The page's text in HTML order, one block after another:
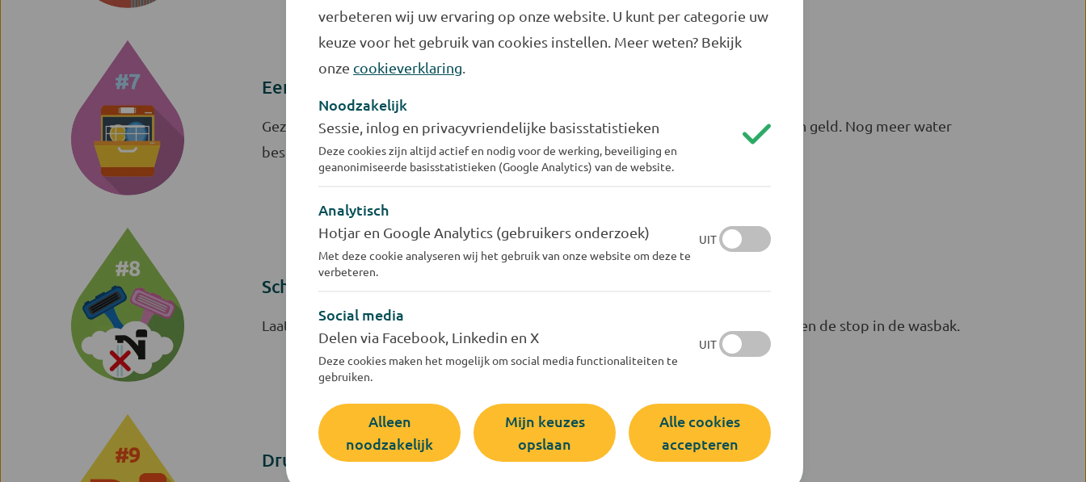
Een volle bak
Gezellig met de hand afwasssen? Gebruik dan wel een teiltje. Dat bespaart water en geld. Nog meer water
besparen? Gebruik dan een vaatwasser die je pas aanzet als hij vol is.
Scheer je weg!
Laat de kraan niet lopen voor het schoonspoelen van je scheermes. Plaats liever even de stop in de wasbak.
Drup, drup, drup, die kraan is stuk
verbeteren wij uw ervaring op onze website. U kunt per categorie uw
keuze voor het gebruik van cookies instellen. Meer weten? Bekijk
onze cookieverklaring
Noodzakelijk
Sessie, inlog en privacyvriendelijke basisstatistieken
Deze cookies zijn altijd actief en nodig voor de werking, beveiliging en
geanonimiseerde basisstatistieken (Google Analytics) van de website.
Analytisch
Hotjar en Google Analytics (gebruikers onderzoek)
Met deze cookie analyseren wij het gebruik van onze website om deze te
verbeteren.
UIT
Social media
Delen via Facebook, Linkedin en X
Deze cookies maken het mogelijk om social media functionaliteiten te
gebruiken.
UIT
Alleen
noodzakelijk
Mijn keuzes
opslaan
Alle cookies
accepteren